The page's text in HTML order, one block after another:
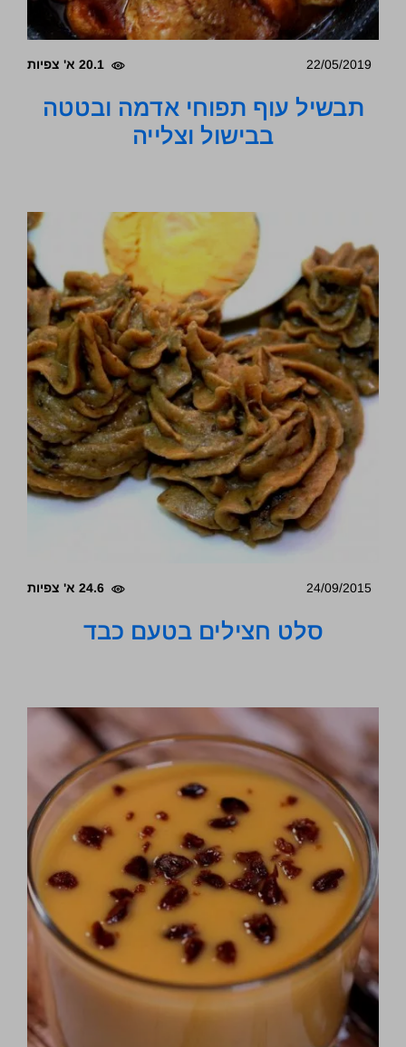
22/05/2019 20.1 א' צפיות
תבשיל עוף תפוחי אדמה ובטטה
בבישול וצלייה
24/09/2015 24.6 א' צפיות
סלט חצילים בטעם כבד